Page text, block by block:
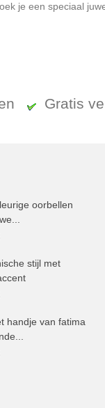
je een speciaal
Gratis
oorbellen
stijl met
handje van fatima